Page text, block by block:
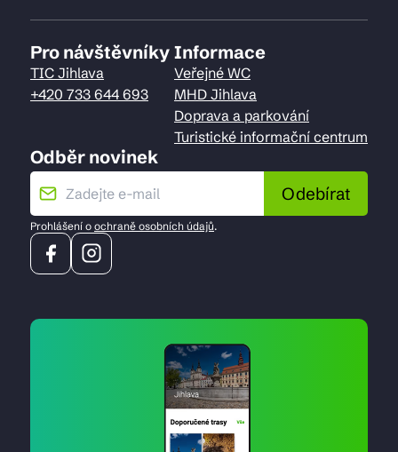
Pro návštěvníky
TIC Jihlava
+420 733 644 693
Informace
Veřejné WC
MHD Jihlava
Doprava a parkování
Turistické informační centrum
Odběr novinek
Odebírat
Prohlášení o ochraně osobních údajů.